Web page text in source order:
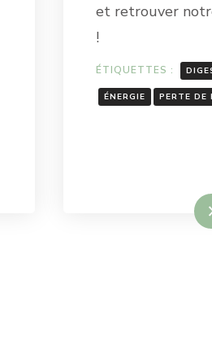
et retrouver
!
ÉTIQUETTES :
ÉNERGIE PERTE DE
Lire la suite